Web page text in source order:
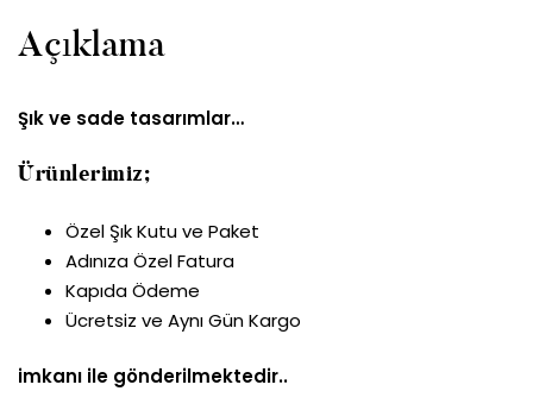
Açıklama
Şık ve sade tasarımlar…
Ürünlerimiz;
Özel Şık Kutu ve Paket
Adınıza Özel Fatura
Kapıda Ödeme
Ücretsiz ve Aynı Gün Kargo
imkanı ile gönderilmektedir..